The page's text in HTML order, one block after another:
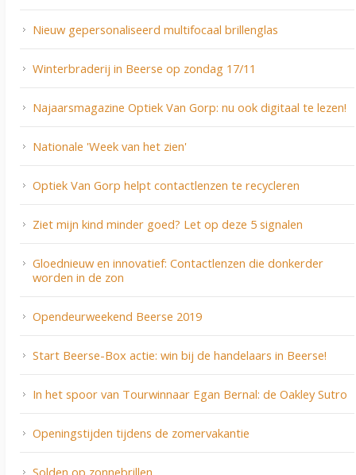
Nieuw gepersonaliseerd multifocaal brillenglas
Winterbraderij in Beerse op zondag 17/11
Najaarsmagazine Optiek Van Gorp: nu ook digitaal te lezen!
Nationale 'Week van het zien'
Optiek Van Gorp helpt contactlenzen te recycleren
Ziet mijn kind minder goed? Let op deze 5 signalen
Gloednieuw en innovatief: Contactlenzen die donkerder
worden in de zon
Opendeurweekend Beerse 2019
Start Beerse-Box actie: win bij de handelaars in Beerse!
In het spoor van Tourwinnaar Egan Bernal: de Oakley Sutro
Openingstijden tijdens de zomervakantie